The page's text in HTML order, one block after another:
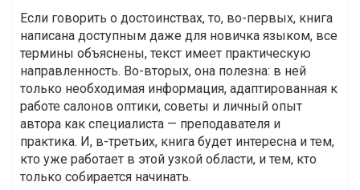
Если говорить о достоинствах, то, во-первых, книга
написана доступным даже для новичка языком, все
термины объяснены, текст имеет практическую
направленность. Во-вторых, она полезна: в ней
только необходимая информация, адаптированная к
работе салонов оптики, советы и личный опыт
автора как специалиста — преподавателя и
практика. И, в-третьих, книга будет интересна и тем,
кто уже работает в этой узкой области, и тем, кто
только собирается начинать.